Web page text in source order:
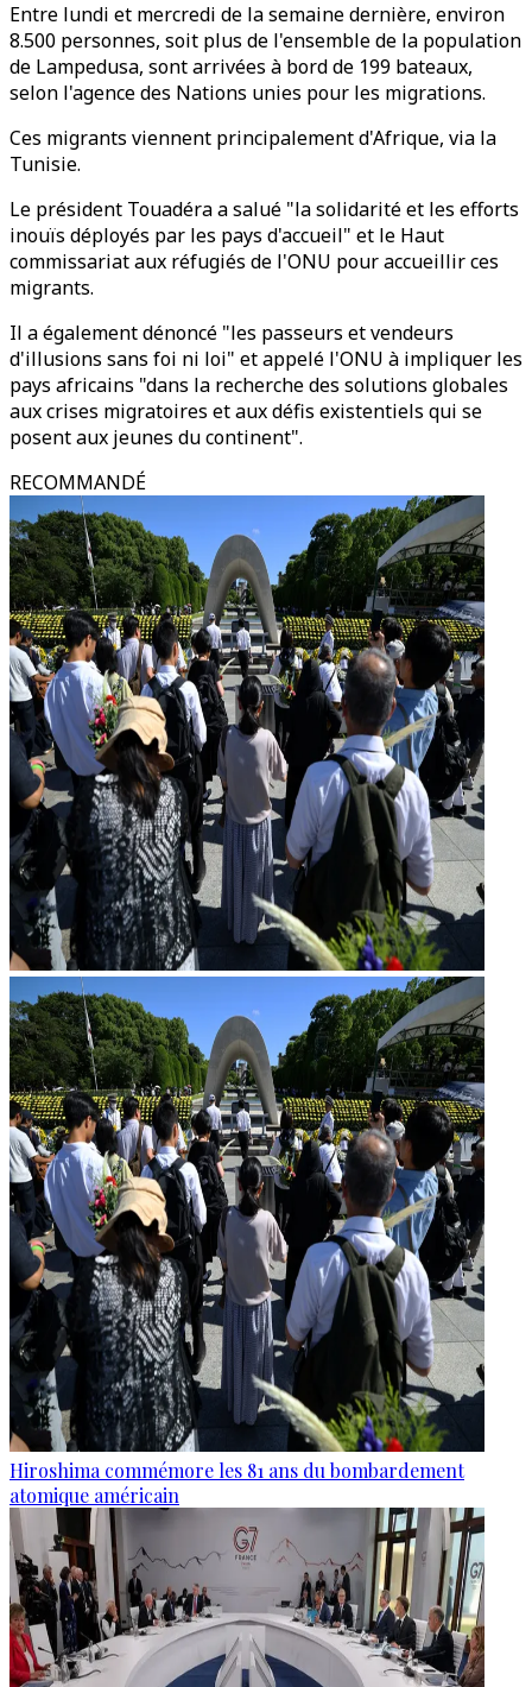
Entre lundi et mercredi de la semaine dernière, environ
8.500 personnes, soit plus de l'ensemble de la population
de Lampedusa, sont arrivées à bord de 199 bateaux,
selon l'agence des Nations unies pour les migrations.
Ces migrants viennent principalement d'Afrique, via la
Tunisie.
Le président Touadéra a salué "la solidarité et les efforts
inouïs déployés par les pays d'accueil" et le Haut
commissariat aux réfugiés de l'ONU pour accueillir ces
migrants.
Il a également dénoncé "les passeurs et vendeurs
d'illusions sans foi ni loi" et appelé l'ONU à impliquer les
pays africains "dans la recherche des solutions globales
aux crises migratoires et aux défis existentiels qui se
posent aux jeunes du continent".
RECOMMANDÉ
Hiroshima commémore les 81 ans du bombardement
atomique américain